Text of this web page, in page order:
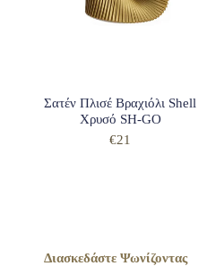
Σατέν Πλισέ Βραχιόλι Shell
Χρυσό SH-GO
€21
Διασκεδάστε Ψωνίζοντας